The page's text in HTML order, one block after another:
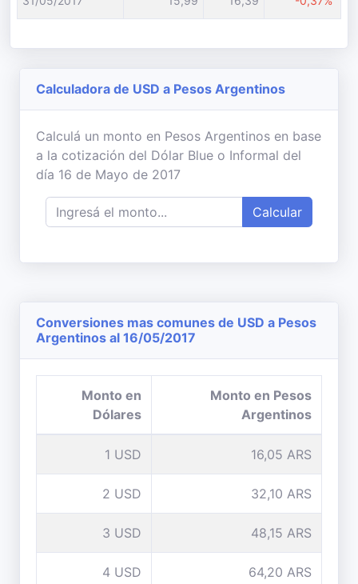
Calculadora de USD a Pesos Argentinos
Calculá un monto en Pesos Argentinos en base
a la cotización del Dólar Blue o Informal del
día 16 de Mayo de 2017
Calcular
Conversiones mas comunes de USD a Pesos
Argentinos al 16/05/2017
Monto en
Dólares
Monto en Pesos
Argentinos
1 USD 16,05 ARS
2 USD 32,10 ARS
3 USD 48,15 ARS
4 USD 64,20 ARS